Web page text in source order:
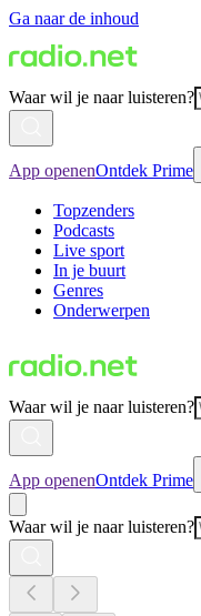
Ga naar de inhoud
Waar wil je naar luisteren?
App openenOntdek Prime
Topzenders
Podcasts
Live sport
In je buurt
Genres
Onderwerpen
Waar wil je naar luisteren?
App openenOntdek Prime
Waar wil je naar luisteren?